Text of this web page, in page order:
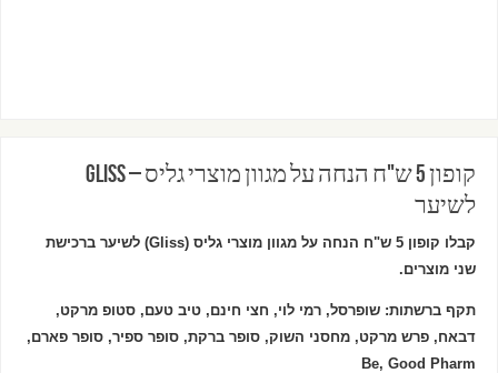
קופון 5 ש"ח הנחה על מגוון מוצרי גליס – Gliss
לשיער
קבלו קופון 5 ש"ח הנחה על מגוון מוצרי גליס (Gliss) לשיער ברכישת
שני מוצרים.
תקף ברשתות: שופרסל, רמי לוי, חצי חינם, טיב טעם, סטופ מרקט,
דבאח, פרש מרקט, מחסני השוק, סופר ברקת, סופר ספיר, סופר פארם,
Be, Good Pharm